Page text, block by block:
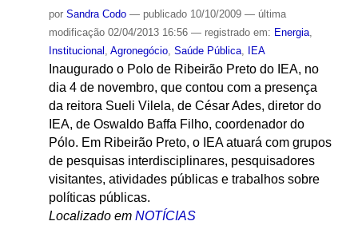
por Sandra Codo — publicado10/10/2009 — última
modificação02/04/2013 16:56 — registrado em: Energia,
Institucional
Agronegócio, Saúde Pública, IEA
Inaugurado o Polo de Ribeirão Preto do IEA, no
dia 4 de novembro, que contou com a presença
da reitora Sueli Vilela, de César Ades, diretor do
IEA, de Oswaldo Baffa Filho, coordenador do
Pólo. Em Ribeirão Preto, o IEA atuará com grupos
de pesquisas interdisciplinares, pesquisadores
visitantes, atividades públicas e trabalhos sobre
políticas públicas.
Localizado em NOTÍCIAS